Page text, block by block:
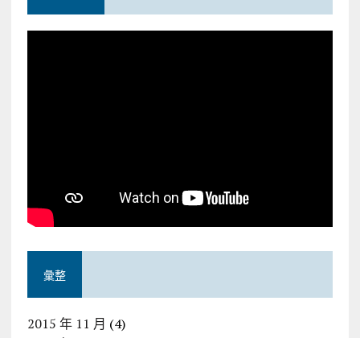
彙整
2015 年 11 月 (4)